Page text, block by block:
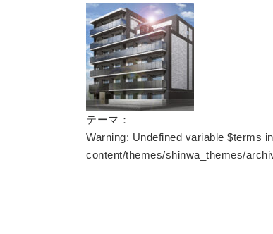
テーマ：
Warning: Undefined variable $terms in
content/themes/shinwa_themes/